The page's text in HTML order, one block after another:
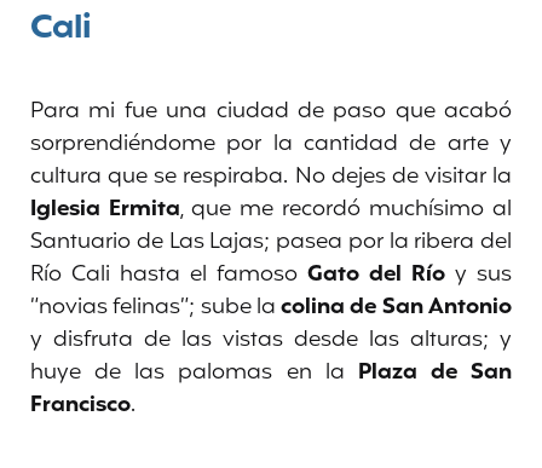
Cali
Para mi fue una ciudad de paso que acabó
sorprendiéndome por la cantidad de arte y
cultura que se respiraba. No dejes de visitar la
Iglesia Ermita, que me recordó muchísimo al
Santuario de Las Lajas; pasea por la ribera del
Río Cali hasta el famoso Gato del Río y sus
“novias felinas”; sube lacolina de San Antonio
y disfruta de las vistas desde las alturas; y
huye de las palomas en la Plaza de San
Francisco.